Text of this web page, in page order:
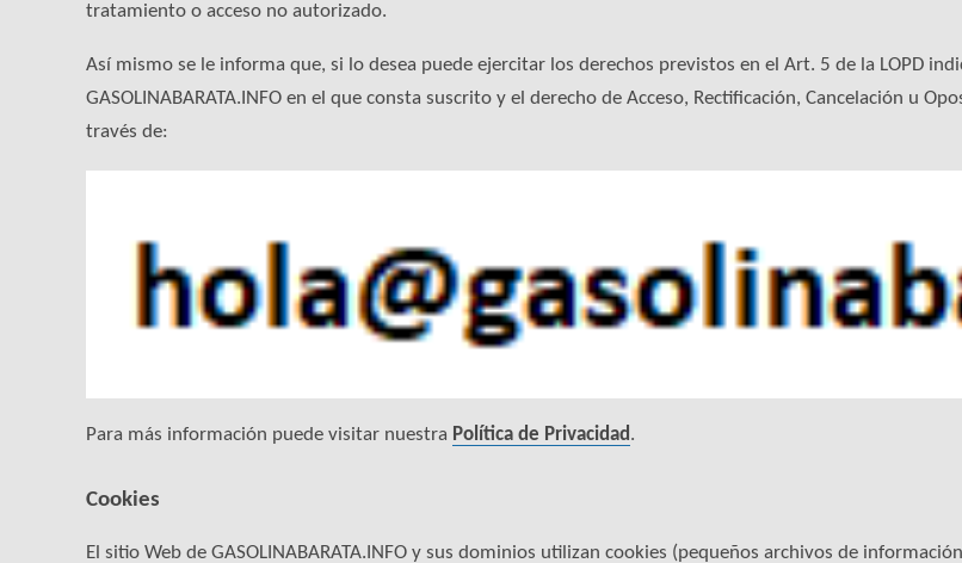
tratamiento o acceso no autorizado.
Así mismo se le informa que, si lo desea puede ejercitar los derechos previstos en el Art. 5 de la LOPD
GASOLINABARATA.INFO en el que consta suscrito y el derecho de Acceso, Rectificación, Cancelación u
través de:
Para más información puede visitar nuestra Política de Privacidad.
Cookies
El sitio Web de GASOLINABARATA.INFO y sus dominios utilizan cookies (pequeños archivos de